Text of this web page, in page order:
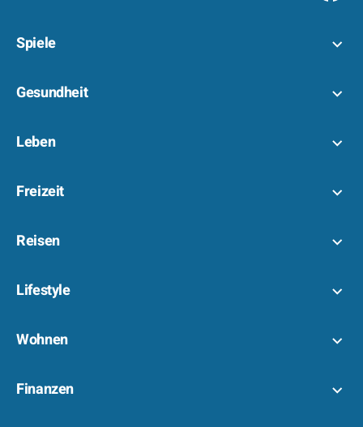
Spiele
Gesundheit
Leben
Freizeit
Reisen
Lifestyle
Wohnen
Finanzen